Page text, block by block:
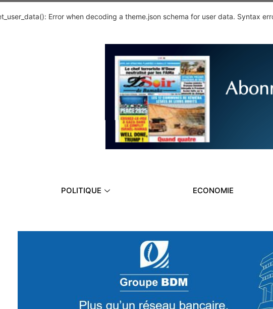
Error when decoding a theme.json schema for user data. Syntax
POLITIQUE ECONOMIE